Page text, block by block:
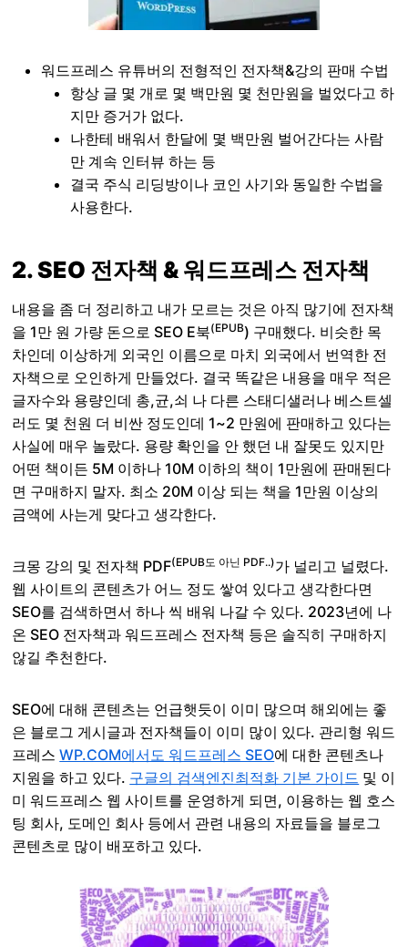
워드프레스 유튜버의 전형적인 전자책&강의 판매 수법
항상 글 몇 개로 몇 백만원 몇 천만원을 벌었다고 하
지만 증거가 없다.
나한테 배워서 한달에 몇 백만원 벌어간다는 사람
만 계속 인터뷰 하는 등
결국 주식 리딩방이나 코인 사기와 동일한 수법을
사용한다.
2. SEO 전자책 & 워드프레스 전자책
내용을 좀 더 정리하고 내가 모르는 것은 아직 많기에 전자책
을 1만 원 가량 돈으로 SEO E북(EPUB) 구매했다. 비슷한 목
차인데 이상하게 외국인 이름으로 마치 외국에서 번역한 전
자책으로 오인하게 만들었다. 결국 똑같은 내용을 매우 적은
글자수와 용량인데 총,균,쇠 나 다른 스태디샐러나 베스트셀
러도 몇 천원 더 비싼 정도인데 1~2 만원에 판매하고 있다는
사실에 매우 놀랐다. 용량 확인을 안 했던 내 잘못도 있지만
어떤 책이든 5M 이하나 10M 이하의 책이 1만원에 판매된다
면 구매하지 말자. 최소 20M 이상 되는 책을 1만원 이상의
금액에 사는게 맞다고 생각한다.
크몽 강의 및 전자책 PDF(EPUB도 아닌 PDF..)가 널리고 널렸다.
웹 사이트의 콘텐츠가 어느 정도 쌓여 있다고 생각한다면
SEO를 검색하면서 하나 씩 배워 나갈 수 있다. 2023년에 나
온 SEO 전자책과 워드프레스 전자책 등은 솔직히 구매하지
않길 추천한다.
SEO에 대해 콘텐츠는 언급햇듯이 이미 많으며 해외에는 좋
은 블로그 게시글과 전자책들이 이미 많이 있다. 관리형 워드
프레스WP.COM에서도 워드프레스 SEO에 대한 콘텐츠나
지원을 하고 있다. 구글의 검색엔진최적화 기본 가이드 및 이
미 워드프레스 웹 사이트를 운영하게 되면, 이용하는 웹 호스
팅 회사, 도메인 회사 등에서 관련 내용의 자료들을 블로그
콘텐츠로 많이 배포하고 있다.